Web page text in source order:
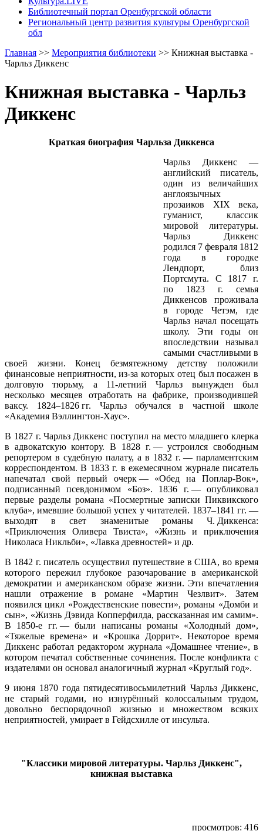
Библиотечный портал Оренбургской области
Региональный центр развития культуры Оренбургской
обл
Главная >> Мероприятия библиотеки >> Книжная выставка -
Чарльз Диккенс
Книжная выставка - Чарльз
Диккенс
Краткая биография Чарльза Диккенса
Чарльз Диккенс —
английский писатель,
один из величайших
англоязычных
прозаиков XIX века,
гуманист, классик
мировой литературы.
Чарльз Диккенс
родился 7 февраля 1812
года в городке
Лендпорт, близ
Портсмута. С 1817 г.
по 1823 г. семья
Диккенсов проживала
в городе Четэм, где
Чарльз начал посещать
школу. Эти годы он
впоследствии называл
самыми счастливыми в
своей жизни. Конец безмятежному детству положили
финансовые неприятности, из-за которых отец был посажен в
долговую тюрьму, а 11-летний Чарльз вынужден был
несколько месяцев отработать на фабрике, производившей
ваксу. 1824–1826 гг. Чарльз обучался в частной школе
«Академия Вэллингтон‑Хаус».
В 1827 г. Чарльз Диккенс поступил на место младшего клерка
в адвокатскую контору. В 1828 г. — устроился свободным
репортером в судебную палату, а в 1832 г. — парламентским
корреспондентом. В 1833 г. в ежемесячном журнале писатель
напечатал свой первый очерк — «Обед на Поплар-Вок»,
подписанный псевдонимом «Боз». 1836 г. — опубликовал
первые разделы романа «Посмертные записки Пиквикского
клуба», имевшие большой успех у читателей. 1837–1841 гг. —
выходят в свет знаменитые романы Ч. Диккенса:
«Приключения Оливера Твиста», «Жизнь и приключения
Николаса Никльби», «Лавка древностей» и др.
В 1842 г. писатель осуществил путешествие в США, во время
которого пережил глубокое разочарование в американской
демократии и американском образе жизни. Эти впечатления
нашли отражение в романе «Мартин Чезлвит». Затем
появился цикл «Рождественские повести», романы «Домби и
сын», «Жизнь Дэвида Копперфилда, рассказанная им самим».
В 1850-е гг. — были написаны романы «Холодный дом»,
«Тяжелые времена» и «Крошка Доррит». Некоторое время
Диккенс работал редактором журнала «Домашнее чтение», в
котором печатал собственные сочинения. После конфликта с
издателями он основал аналогичный журнал «Круглый год».
9 июня 1870 года пятидесятивосьмилетний Чарльз Диккенс,
не старый годами, но изнурённый колоссальным трудом,
довольно беспорядочной жизнью и множеством всяких
неприятностей, умирает в Гейдсхилле от инсульта.
"Классики мировой литературы. Чарльз Диккенс",
книжная выставка
просмотров: 416